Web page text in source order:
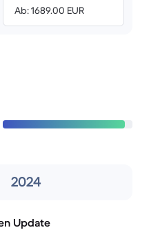
Ab: 1689.00 EUR
2024
Update